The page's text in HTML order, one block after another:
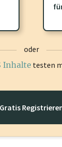
wirtschaft.at
zu sehen.
oder
Inhalte testen
Gratis